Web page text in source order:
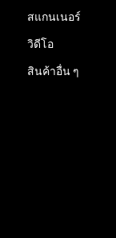
สแกนเนอร์
วิดีโอ
สินค้าอื่น ๆ